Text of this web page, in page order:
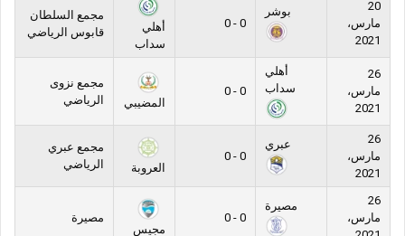
20
مارس،
2021
بوشر
0 - 0
أهلي
سداب
مجمع السلطان
قابوس الرياضي
26
مارس،
2021
أهلي
سداب
0 - 0
المضيبي
مجمع نزوى
الرياضي
26
مارس،
2021
عبري
0 - 0
العروبة
مجمع عبري
الرياضي
26
مارس،
مصيرة
0 - 0
مجيس
مصيرة